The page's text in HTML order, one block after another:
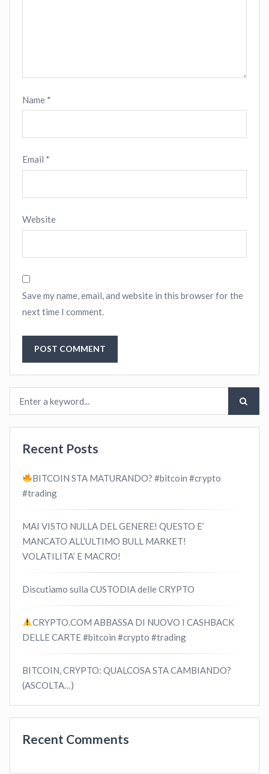
Name *
Email *
Website
Save my name, email, and website in this browser for the
next time I comment.
Recent Posts
BITCOIN STA MATURANDO? #bitcoin #crypto
#trading
MAI VISTO NULLA DEL GENERE! QUESTO E’
MANCATO ALL’ULTIMO BULL MARKET!
VOLATILITA’ E MACRO!
Discutiamo sulla CUSTODIA delle CRYPTO
CRYPTO.COM ABBASSA DI NUOVO I CASHBACK
DELLE CARTE #bitcoin #crypto #trading
BITCOIN, CRYPTO: QUALCOSA STA CAMBIANDO?
(ASCOLTA…)
Recent Comments